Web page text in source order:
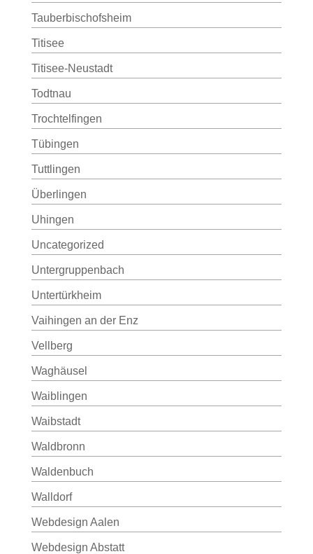
Tauberbischofsheim
Titisee
Titisee-Neustadt
Todtnau
Trochtelfingen
Tübingen
Tuttlingen
Überlingen
Uhingen
Uncategorized
Untergruppenbach
Untertürkheim
Vaihingen an der Enz
Vellberg
Waghäusel
Waiblingen
Waibstadt
Waldbronn
Waldenbuch
Walldorf
Webdesign Aalen
Webdesign Abstatt